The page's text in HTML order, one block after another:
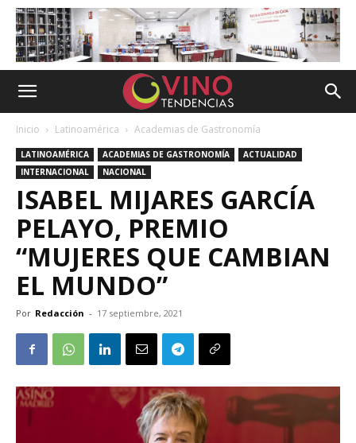
Inicio Latinoamérica Academias de Gastronomía
LATINOAMÉRICA ACADEMIAS DE GASTRONOMÍA
ACTUALIDAD
INTERNACIONAL
NACIONAL
ISABEL MIJARES GARCÍA
PELAYO, PREMIO
“MUJERES QUE CAMBIAN
EL MUNDO”
Por Redacción - 17 septiembre, 2021